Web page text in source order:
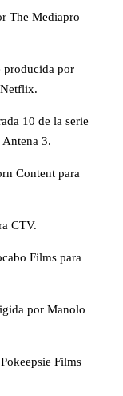
The Mediapro
producida por
10 de la serie
3.
Content para
CTV.
Films para
por Manolo
Films